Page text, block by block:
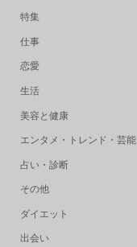
特集
仕事
恋愛
生活
美容と健康
エンタメ・トレンド・芸能
占い・診断
その他
ダイエット
出会い